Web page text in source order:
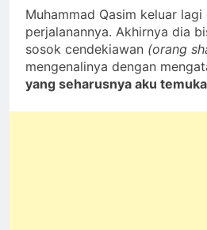
Muhammad Qasim keluar lagi
perjalanannya. Akhirnya dia
sosok cendekiawan (orang
mengenalinya dengan
yang seharusnya aku